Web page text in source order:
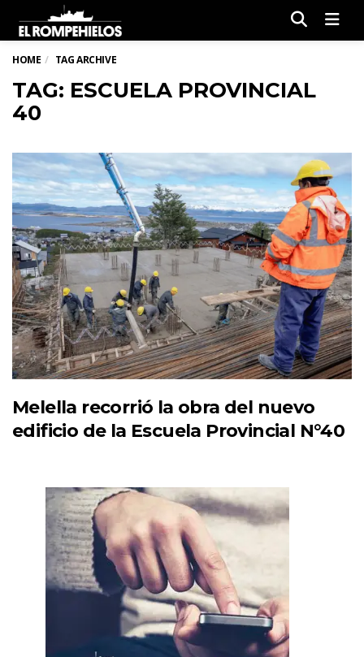
HOME TAG ARCHIVE
TAG: ESCUELA PROVINCIAL
40
Melella recorrió la obra del nuevo
edificio de la Escuela Provincial N°40